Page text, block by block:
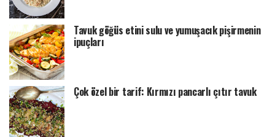
Tavuk göğüs etini sulu ve yumuşacık pişirmenin
ipuçları
Çok özel bir tarif: Kırmızı pancarlı çıtır tavuk